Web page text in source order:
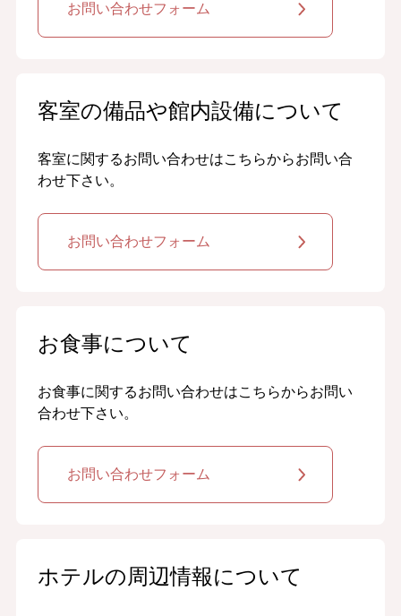
お問い合わせフォーム
客室の備品や館内設備について
客室に関するお問い合わせはこちらからお問い合
わせ下さい。
お問い合わせフォーム
お食事について
お食事に関するお問い合わせはこちらからお問い
合わせ下さい。
お問い合わせフォーム
ホテルの周辺情報について